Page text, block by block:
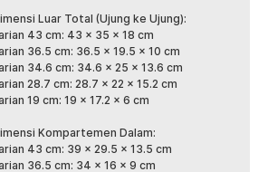
reparasi, perkakas elektronik, hingga alat
maksimal. Dengan desain yang kuat,
dengan busa pelindung di dalamnya,
peralatan Anda tetap aman meski dalam
untuk Berbagai Peralatan
menawarkan ruang penyimpanan yang
Luar Total (Ujung ke Ujung):
43 cm: 43 x 35 x 18 cm
36.5 cm: 36.5 x 19.5 x 10 cm
34.6 cm: 34.6 x 25 x 13.6 cm
28.7 cm: 28.7 x 22 x 15.2 cm
19 cm: 19 x 17.2 x 6 cm
Kompartemen Dalam:
43 cm: 39 x 29.5 x 13.5 cm
36.5 cm: 34 x 16 x 9 cm